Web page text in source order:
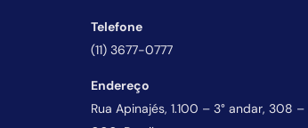
Telefone
(11) 3677-0777
Endereço
Rua Apinajés, 1.100 – 3° andar, 308